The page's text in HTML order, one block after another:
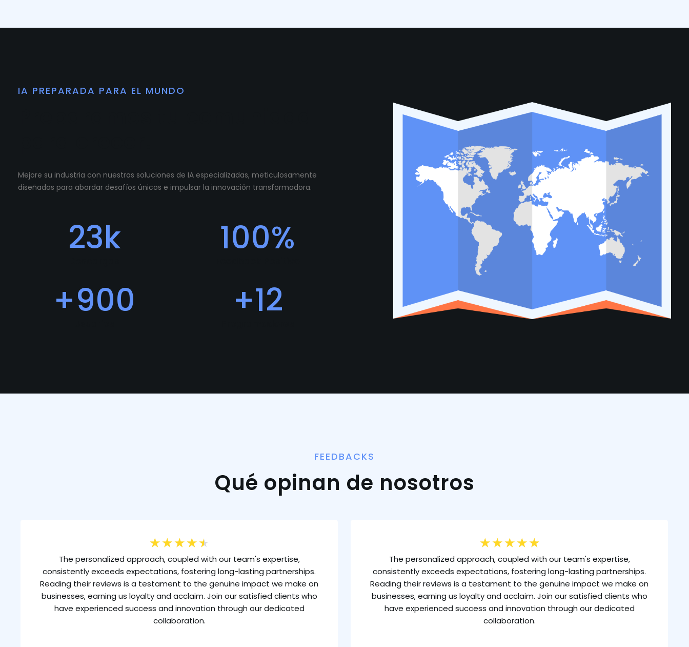
IA PREPARADA PARA EL MUNDO
Mejore su industria con nuestras soluciones de IA especializadas, meticulosamente
diseñadas para abordar desafíos únicos e impulsar la innovación transformadora.
23k 100%
+900 +12
FEEDBACKS
Qué opinan de nosotros
★ ★ ★ ★ ★
The personalized approach, coupled with our team's expertise,
consistently exceeds expectations, fostering long-lasting partnerships.
Reading their reviews is a testament to the genuine impact we make on
businesses, earning us loyalty and acclaim. Join our satisfied clients who
have experienced success and innovation through our dedicated
collaboration.
★ ★ ★ ★ ★
The personalized approach, coupled with our team's expertise,
consistently exceeds expectations, fostering long-lasting partnerships.
Reading their reviews is a testament to the genuine impact we make on
businesses, earning us loyalty and acclaim. Join our satisfied clients who
have experienced success and innovation through our dedicated
collaboration.